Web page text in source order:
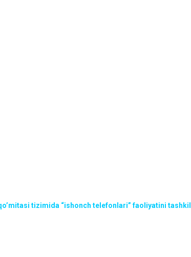
tizimida “ishonch telefonlari” faoliyatini